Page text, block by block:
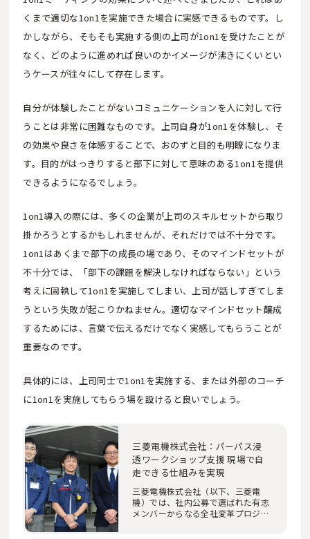
くまで適切な1on1を実施できた場合に実感できるものです。し
かしながら、そもそも実施する側の上司が1on1を受けたことが
なく、どのように進めれば良いのかイメージが沸きにくいとい
うケースが往々にして存在します。
自分が体験したことがないコミュニケーションを人に対して行
うことは非常に困難なものです。上司自身が1on1を体験し、そ
の効果や良さを体感することで、おのずと目的も明瞭になりま
す。目的がはっきりすると部下に対して意味のある1on1を提供
できるようになるでしょう。
1on1導入の際には、多くの企業が上司のスキルセットから取り
掛かろうとするかもしれませんが、それだけでは不十分です。
1on1はあくまで部下の成長の場であり、そのマインドセットが
不十分では、「部下の課題を解決しなければならない」という
考えに固執して1on1を実施してしまい、上司が話しすぎてしま
うという失敗が起こりかねません。適切なマインドセット醸成
するためには、言葉で伝えるだけでなく実感してもらうことが
重要なのです。
具体的には、上司同士で1on1を実施する、または外部のコーチ
に1on1を実施してもらう場を設けると良いでしょう。
三菱電機株式会社：パーパス浸
透ワークショップ支援 現場で自
走できる仕組みを実現
三菱電機株式会社（以下、三菱電
機）では、社内公募で選ばれた有志
メンバーからなる全社変革プロジェ